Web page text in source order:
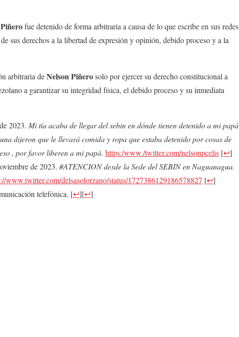
Piñerofue detenido de forma arbitraria a causa de lo que escribe en sus redes
sus derechos a la libertad de expresión y opinión, debido proceso y a la
arbitraria deNelson Piñerosolo por ejercer su derecho constitucional a
a garantizar su integridad física, el debido proceso y su inmediata
2023. Mi tía acaba de llegar del sebin en dónde tienen detenido a mi papá
dijeron que le llevará comida y ropa que estaba detenido por cosas de
, por favor liberen a mi papá. https:/www./twitter.com/nelsonpcelis [↩]
de 2023. #ATENCION desde la Sede del SEBIN en Naguanagua.
www.twitter.com/delsasolorzano/status/1727386129186578827 [↩]
telefónica. [↩][↩]